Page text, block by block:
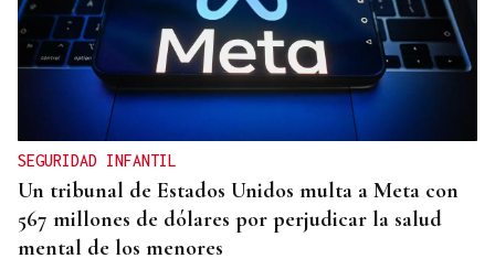
SEGURIDAD INFANTIL
Un tribunal de Estados Unidos multa a Meta con
567 millones de dólares por perjudicar la salud
mental de los menores